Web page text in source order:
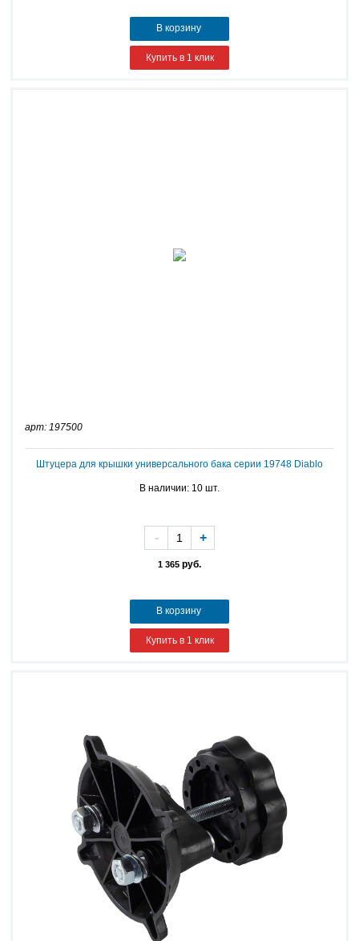
В корзину
Купить в 1 клик
арт: 197500
Штуцера для крышки универсального бака серии 19748 Diablo
В наличии: 10 шт.
1 365 руб.
- +
В корзину
Купить в 1 клик